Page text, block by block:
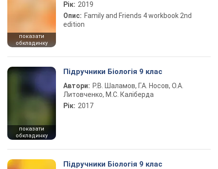
показати
обкладинку
Рік: 2019
Опис: Family and Friends 4 workbook 2nd
edition
показати
обкладинку
Підручники Біологія 9 клас
Автори: Р.В. Шаламов, Г.А. Носов, О.А.
Литовченко, М.С. Каліберда
Рік: 2017
Підручники Біологія 9 клас